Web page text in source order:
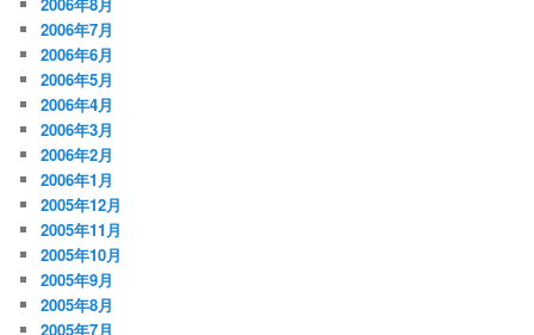
2006年7月
2006年6月
2006年5月
2006年4月
2006年3月
2006年2月
2006年1月
2005年12月
2005年11月
2005年10月
2005年9月
2005年8月
2005年7月